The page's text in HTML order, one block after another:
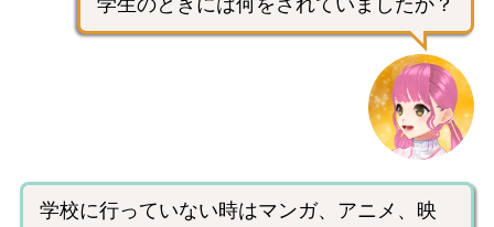
学校に行っていない時はマンガ、アニメ、映